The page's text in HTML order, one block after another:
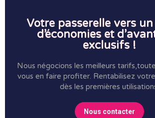
Votre passerelle vers
d’économies et
exclusifs !
Nous négocions les meilleurs
vous en faire profiter. Rentabilisez
dès les premières
Nous contacter